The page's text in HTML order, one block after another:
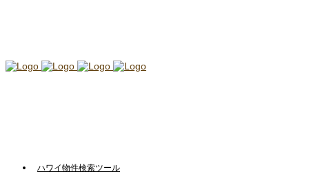
ハワイ物件検索ツール